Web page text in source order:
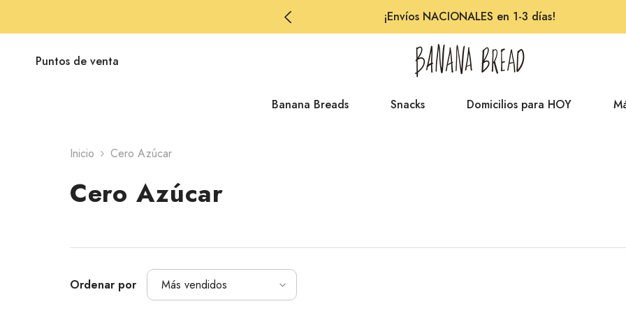
¡Envíos NACIONALES en 1-3 días!
Puntos de venta
Banana Breads Snacks Domicilios para HOY
Inicio Cero Azúcar
Cero Azúcar
Ordenar por Más vendidos